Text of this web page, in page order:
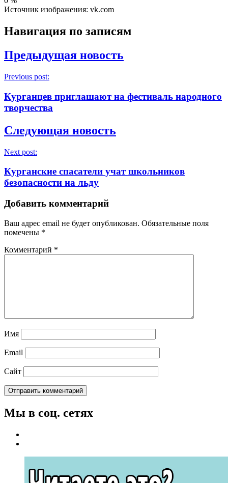
Источник изображения: vk.com
Навигация по записям
Предыдущая новость
Previous post:
Курганцев приглашают на фестиваль народного
творчества
Следующая новость
Next post:
Курганские спасатели учат школьников
безопасности на льду
Добавить комментарий
Ваш адрес email не будет опубликован. Обязательные поля
помечены *
Комментарий *
Имя
Email
Сайт
Мы в соц. сетях